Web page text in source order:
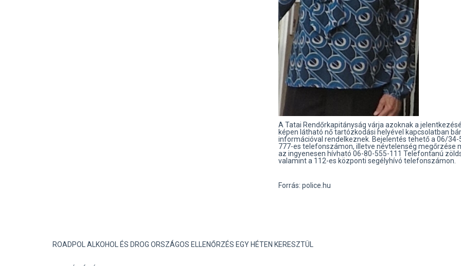
A Tatai Rendőrkapitányság várja azoknak a
képen látható nő tartózkodási helyével kapcsolatban
információval rendelkeznek. Bejelentés tehető a 06/34-
777-es telefonszámon, illetve névtelenség megőrzése
az ingyenesen hívható 06-80-555-111 Telefontanú
valamint a 112-es központi segélyhívó telefonszámon.
Forrás: police.hu
ROADPOL ALKOHOL ÉS DROG ORSZÁGOS ELLENŐRZÉS EGY HÉTEN KERESZTÜL